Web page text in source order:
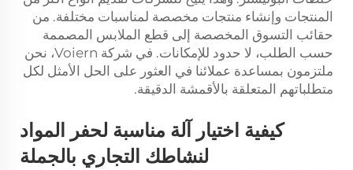
المنتجات وإنشاء منتجات مخصصة لمناسبات مختلفة. من
حقائب التسوق المخصصة إلى قطع الملابس المصممة
حسب الطلب، لا حدود للإمكانات. في شركة Voiern، نحن
ملتزمون بمساعدة عملائنا في العثور على الحل الأمثل لكل
متطلباتهم المتعلقة بالأقمشة الدقيقة.
كيفية اختيار آلة مناسبة لحفر المواد
لنشاطك التجاري بالجملة